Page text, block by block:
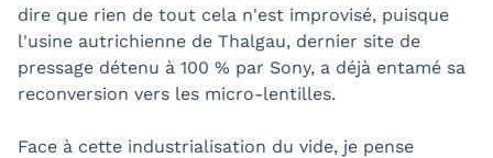
dire que rien de tout cela n'est improvisé, puisque
l'usine autrichienne de Thalgau, dernier site de
pressage détenu à 100 % par Sony, a déjà entamé sa
reconversion vers les micro-lentilles.
Face à cette industrialisation du vide, je pense